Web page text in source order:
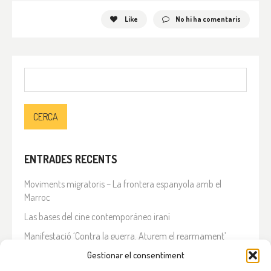
Gestionar el consentiment
Like No hi ha comentaris
ENTRADES RECENTS
Moviments migratoris – La frontera espanyola amb el
Marroc
Las bases del cine contemporáneo iraní
Manifestació ‘Contra la guerra. Aturem el rearmament’
En solidaritat amb el Líban